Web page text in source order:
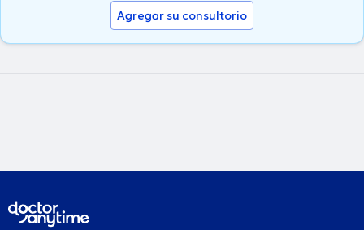
Agregar su consultorio